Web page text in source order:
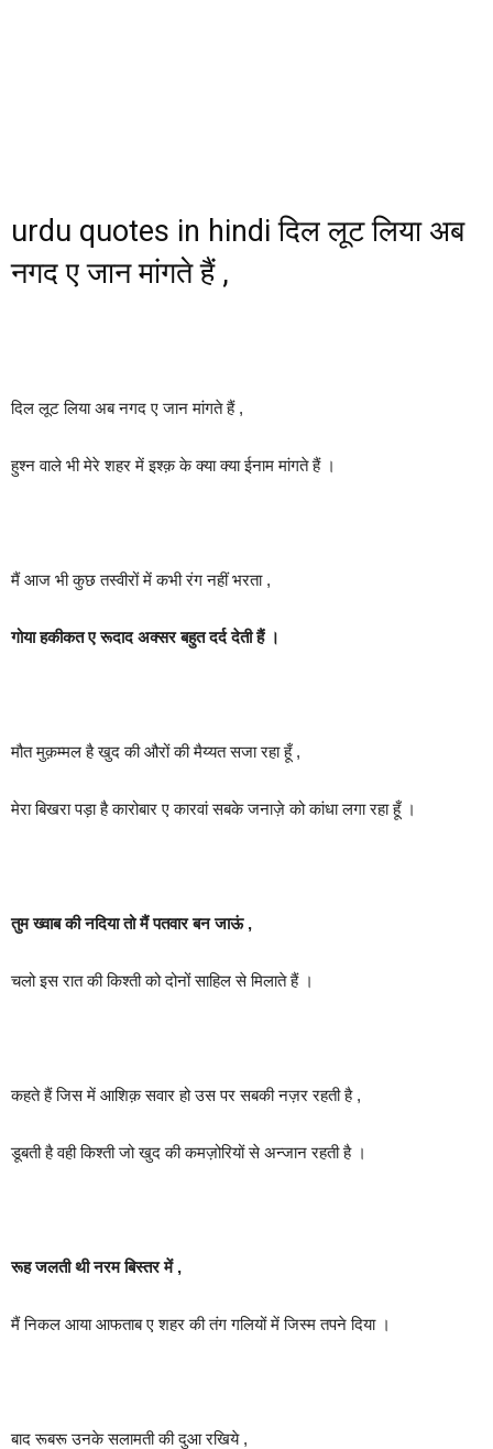
urdu quotes in hindi दिल लूट लिया अब
नगद ए जान मांगते हैं ,
दिल लूट लिया अब नगद ए जान मांगते हैं ,
हुश्न वाले भी मेरे शहर में इश्क़ के क्या क्या ईनाम मांगते हैं ।
मैं आज भी कुछ तस्वीरों में कभी रंग नहीं भरता ,
गोया हकीकत ए रूदाद अक्सर बहुत दर्द देती हैं ।
मौत मुक़म्मल है खुद की औरों की मैय्यत सजा रहा हूँ ,
मेरा बिखरा पड़ा है कारोबार ए कारवां सबके जनाज़े को कांधा लगा रहा हूँ ।
तुम ख्वाब की नदिया तो मैं पतवार बन जाऊं ,
चलो इस रात की किश्ती को दोनों साहिल से मिलाते हैं ।
कहते हैं जिस में आशिक़ सवार हो उस पर सबकी नज़र रहती है ,
डूबती है वही किश्ती जो खुद की कमज़ोरियों से अन्जान रहती है ।
रूह जलती थी नरम बिस्तर में ,
मैं निकल आया आफताब ए शहर की तंग गलियों में जिस्म तपने दिया ।
बाद रूबरू उनके सलामती की दुआ रखिये ,